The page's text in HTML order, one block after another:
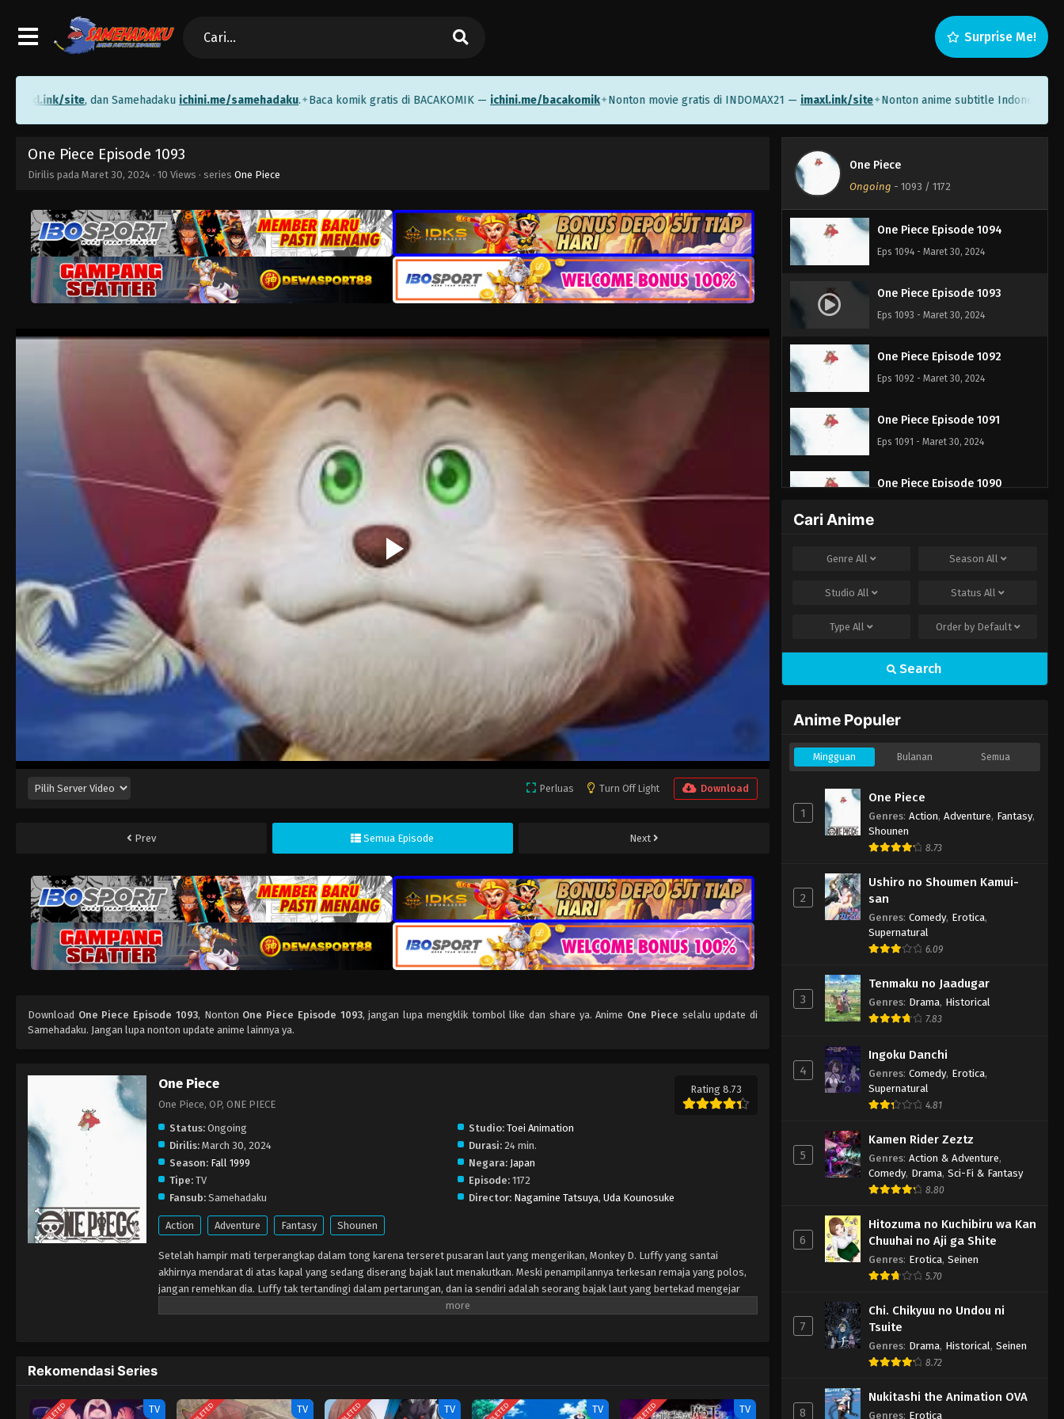
Surprise Me!
site, dan Samehadakuichini.me/samehadaku.✦Baca komik gratis di BACAKOMIK —ichini.me/bacakomik✦Nonton movie gratis di INDOMAX21 —imaxl.ink/site✦Nonton anime subtitle Indonesia di
One Piece Episode 1093
Dirilis pada Maret 30, 2024 · 10 Views · series One Piece
Perluas Turn Off Light Download
Prev Semua Episode Next
Download One Piece Episode 1093, Nonton One Piece Episode 1093, jangan lupa mengklik tombol like dan share ya. Anime One Piece selalu update di
Samehadaku. Jangan lupa nonton update anime lainnya ya.
One Piece
One Piece, OP, ONE PIECE
Rating 8.73
Status: Ongoing Studio: Toei Animation
Dirilis: March 30, 2024 Durasi: 24 min.
Season: Fall 1999 Negara: Japan
Tipe: TV Episode: 1172
Fansub: Samehadaku Director: Nagamine Tatsuya,Uda Kounosuke
Action Adventure Fantasy Shounen
Setelah hampir mati terperangkap dalam tong karena terseret pusaran laut yang mengerikan, Monkey D. Luffy yang santai
akhirnya mendarat di atas kapal yang sedang diserang bajak laut menakutkan. Meski penampilannya terkesan remaja yang polos,
jangan remehkan dia. Luffy tak tertandingi dalam pertarungan, dan ia sendiri adalah seorang bajak laut yang bertekad mengejar
harta karun One Piece serta gelar Raja Bajak Laut yang mengiringinya.
Rekomendasi Series
TV TV TV TV TV
One Piece
Ongoing - 1093 / 1172
One Piece Episode 1097
Eps 1097 - Maret 30, 2024
One Piece Episode 1096
Eps 1096 - Maret 30, 2024
One Piece Episode 1095
Eps 1095 - Maret 30, 2024
One Piece Episode 1094
Eps 1094 - Maret 30, 2024
One Piece Episode 1093
Eps 1093 - Maret 30, 2024
One Piece Episode 1092
Eps 1092 - Maret 30, 2024
One Piece Episode 1091
Eps 1091 - Maret 30, 2024
One Piece Episode 1090
Cari Anime
GenreAll Season All
StudioAll StatusAll
TypeAll Order by Default
Search
Anime Populer
Mingguan Bulanan Semua
1
One Piece
Genres: Action, Adventure, Fantasy,
Shounen
8.73
2
Ushiro no Shoumen Kamui-
san
Genres: Comedy, Erotica,
Supernatural
6.09
3
Tenmaku no Jaadugar
Genres: Drama, Historical
7.83
4
Ingoku Danchi
Genres: Comedy, Erotica,
Supernatural
4.81
5
Kamen Rider Zeztz
Genres: Action & Adventure,
Comedy, Drama, Sci-Fi & Fantasy
8.80
6
Hitozuma no Kuchibiru wa Kan
Chuuhai no Aji ga Shite
Genres: Erotica, Seinen
5.70
7
Chi. Chikyuu no Undou ni
Tsuite
Genres: Drama, Historical , Seinen
8.72
8
Nukitashi the Animation OVA
Genres: Erotica